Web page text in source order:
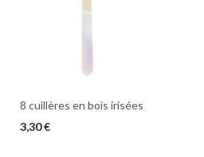
8 cuillères en bois irisées
3,30 €